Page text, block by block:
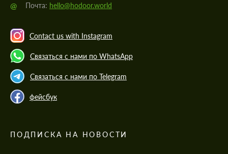
@ Почта: hello@hodoor.world
Contact us with Instagram
Связаться с нами по WhatsApp
Связаться с нами по Telegram
фейсбук
ПОДПИСКА НА НОВОСТИ